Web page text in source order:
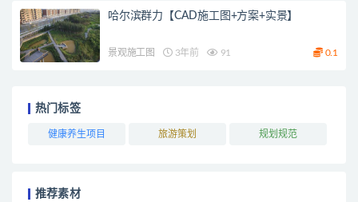
哈尔滨群力【CAD施工图+方案+实景】
景观施工图 3年前 91 0.1
热门标签
健康养生项目 旅游策划 规划规范
推荐素材